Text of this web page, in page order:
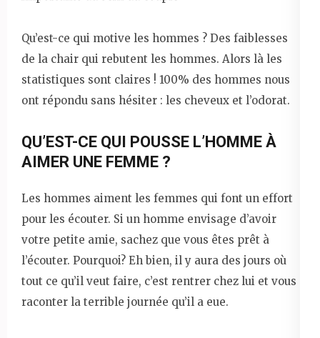
Qu’est-ce qui motive les hommes ? Des faiblesses
de la chair qui rebutent les hommes. Alors là les
statistiques sont claires ! 100% des hommes nous
ont répondu sans hésiter : les cheveux et l’odorat.
QU’EST-CE QUI POUSSE L’HOMME À
AIMER UNE FEMME ?
Les hommes aiment les femmes qui font un effort
pour les écouter. Si un homme envisage d’avoir
votre petite amie, sachez que vous êtes prêt à
l’écouter. Pourquoi? Eh bien, il y aura des jours où
tout ce qu’il veut faire, c’est rentrer chez lui et vous
raconter la terrible journée qu’il a eue.